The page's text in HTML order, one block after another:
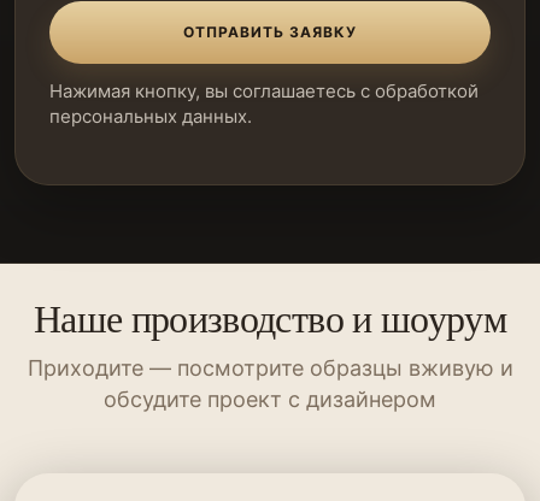
ОТПРАВИТЬ ЗАЯВКУ
Нажимая кнопку, вы соглашаетесь с обработкой
персональных данных.
Наше производство и шоурум
Приходите — посмотрите образцы вживую и
обсудите проект с дизайнером